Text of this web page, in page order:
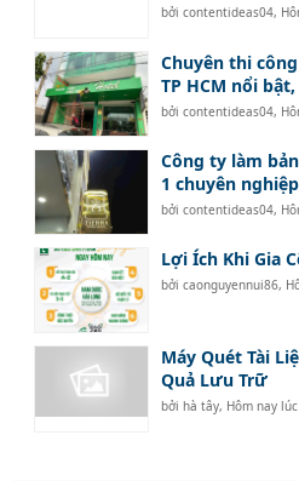
bởicontentideas04,
Chuyên thi
TP HCM nổi
bởicontentideas04,
Công ty làm
1 chuyên
bởicontentideas04,
Lợi Ích Khi Gia
bởicaonguyennui86,
Máy Quét Tài
Quả Lưu Trữ
bởihà tây, Hôm nay